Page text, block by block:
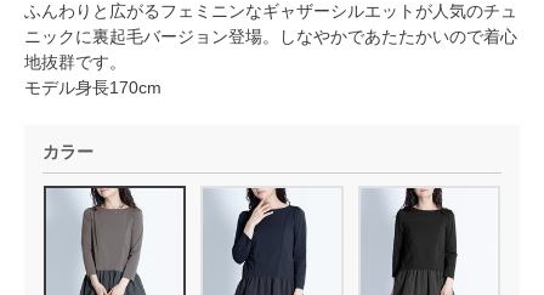
ふんわりと広がるフェミニンなギャザーシルエットが人気のチュ
ニックに裏起毛バージョン登場。しなやかであたたかいので着心
地抜群です。
モデル身長170cm
カラー